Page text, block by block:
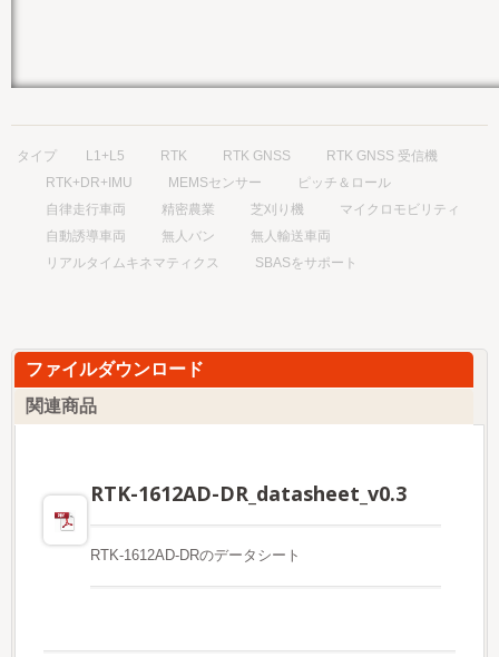
タイプ L1+L5 RTK RTK GNSS
RTK GNSS 受信機
RTK+DR+IMU
MEMSセンサー
ピッチ＆ロール
自律走行車両
精密農業 芝刈り機
マイクロモビリティ
自動誘導車両
無人バン
無人輸送車両
リアルタイムキネマティクス
SBASをサポート
ファイルダウンロード
関連商品
RTK-1612AD-DR_datasheet_v0.3
RTK-1612AD-DRのデータシート